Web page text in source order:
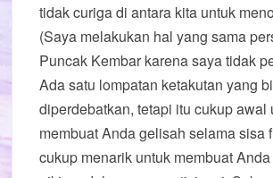
tidak curiga di antara kita untuk
(Saya melakukan hal yang sama
Puncak Kembar karena saya tidak
Ada satu lompatan ketakutan yang
diperdebatkan, tetapi itu cukup awal
membuat Anda gelisah selama sisa
cukup menarik untuk membuat